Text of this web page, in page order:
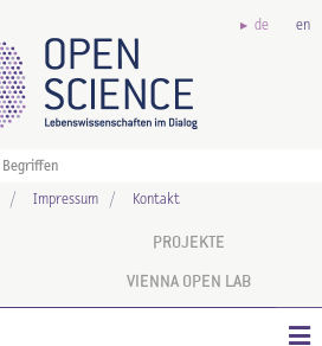
de en
Impressum Kontakt
PROJEKTE
VIENNA OPEN LAB